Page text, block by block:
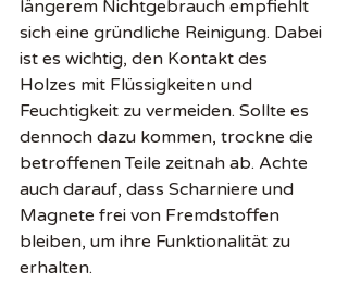
längerem Nichtgebrauch empfiehlt
sich eine gründliche Reinigung. Dabei
ist es wichtig, den Kontakt des
Holzes mit Flüssigkeiten und
Feuchtigkeit zu vermeiden. Sollte es
dennoch dazu kommen, trockne die
betroffenen Teile zeitnah ab. Achte
auch darauf, dass Scharniere und
Magnete frei von Fremdstoffen
bleiben, um ihre Funktionalität zu
erhalten.